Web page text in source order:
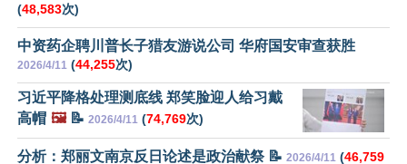
(48,583次)
中资药企聘川普长子猎友游说公司 华府国安审查获胜
2026/4/11 (44,255次)
习近平降格处理测底线 郑笑脸迎人给习戴
高帽 🖼️📝 2026/4/11 (74,769次)
分析：郑丽文南京反日论述是政治献祭 📝 2026/4/11 (46,759